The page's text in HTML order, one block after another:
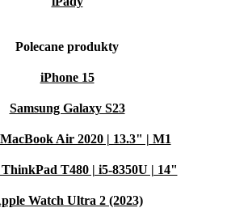
Polecane produkty
iPhone 15
Samsung Galaxy S23
Air 2020 | 13.3" | M1
T480 | i5-8350U | 14"
Watch Ultra 2 (2023)